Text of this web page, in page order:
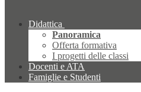
Didattica
Panoramica
Offerta formativa
I progetti delle classi
Docenti e ATA
Famiglie e Studenti